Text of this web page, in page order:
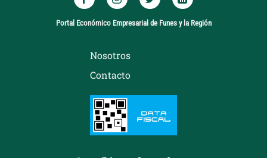
Portal Económico Empresarial de Funes y la Región
Nosotros
Contacto